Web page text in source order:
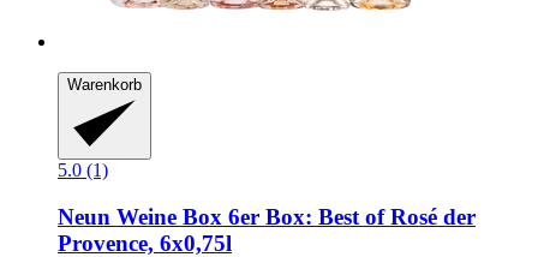
Warenkorb
5.0 (1)
Neun Weine Box 6er Box: Best of Rosé der
Provence, 6x0,75l